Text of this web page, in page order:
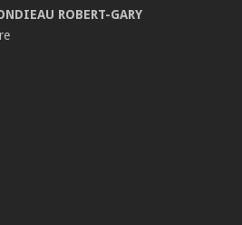
ROBERT-GARY